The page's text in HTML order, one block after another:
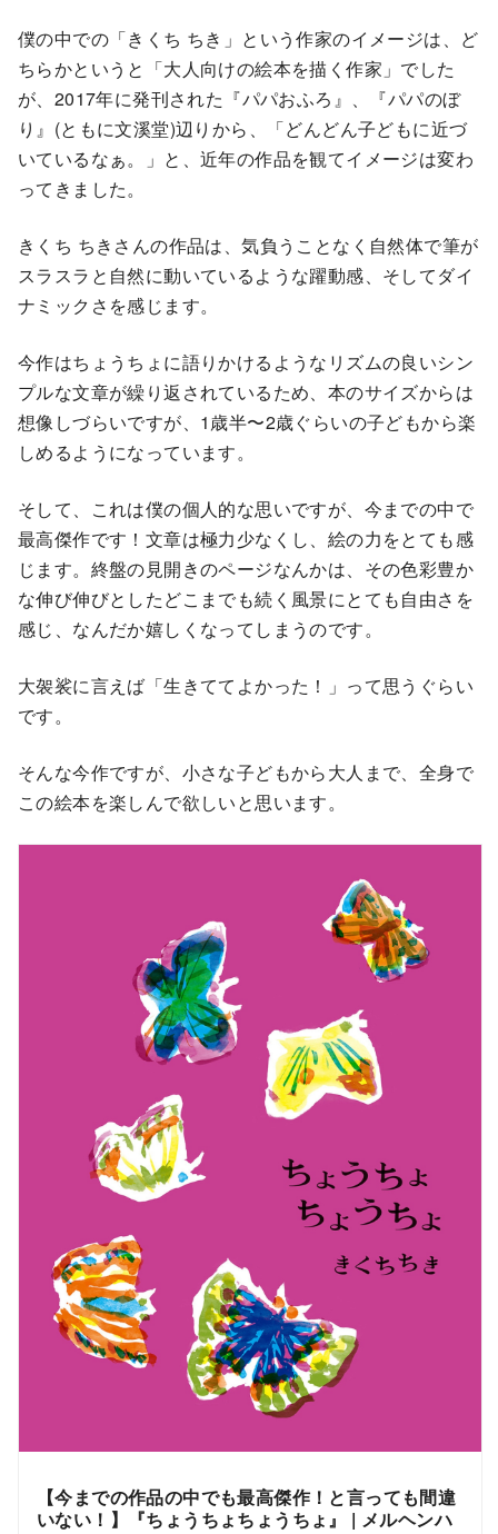
僕の中での「きくち ちき」という作家のイメージは、ど
ちらかというと「大人向けの絵本を描く作家」でした
が、2017年に発刊された『パパおふろ』、『パパのぼ
り』(ともに文溪堂)辺りから、「どんどん子どもに近づ
いているなぁ。」と、近年の作品を観てイメージは変わ
ってきました。
きくち ちきさんの作品は、気負うことなく自然体で筆が
スラスラと自然に動いているような躍動感、そしてダイ
ナミックさを感じます。
今作はちょうちょに語りかけるようなリズムの良いシン
プルな文章が繰り返されているため、本のサイズからは
想像しづらいですが、1歳半〜2歳ぐらいの子どもから楽
しめるようになっています。
そして、これは僕の個人的な思いですが、今までの中で
最高傑作です！文章は極力少なくし、絵の力をとても感
じます。終盤の見開きのページなんかは、その色彩豊か
な伸び伸びとしたどこまでも続く風景にとても自由さを
感じ、なんだか嬉しくなってしまうのです。
大袈裟に言えば「生きててよかった！」って思うぐらい
です。
そんな今作ですが、小さな子どもから大人まで、全身で
この絵本を楽しんで欲しいと思います。
【今までの作品の中でも最高傑作！と言っても間違
いない！】『ちょうちょちょうちょ』 | メルヘンハ